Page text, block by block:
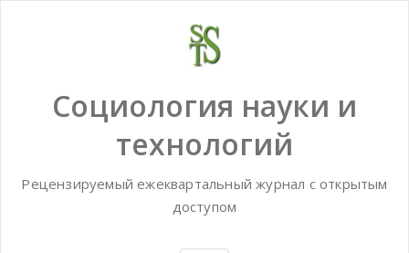
Социология науки и
технологий
Рецензируемый ежеквартальный журнал с открытым
доступом